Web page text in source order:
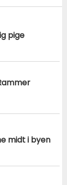
pige
midt i byen